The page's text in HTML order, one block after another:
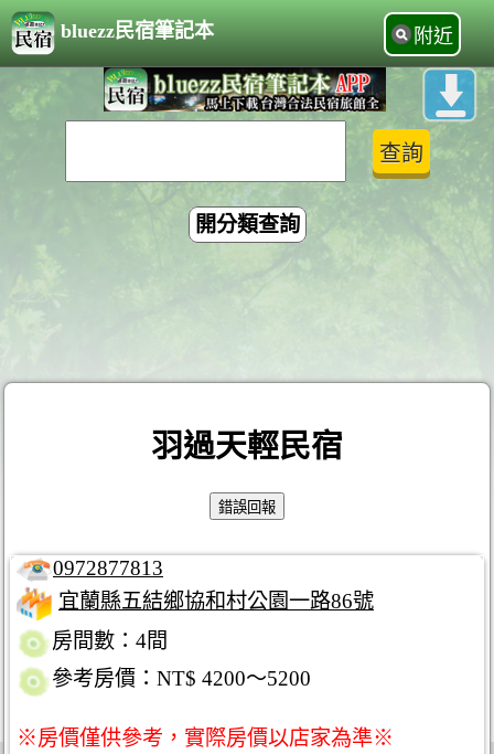
bluezz民宿筆記本 附近
開分類查詢
羽過天輕民宿
0972877813
宜蘭縣五結鄉協和村公園一路86號
房間數：4間
參考房價：NT$ 4200～5200
※房價僅供參考，實際房價以店家為準※